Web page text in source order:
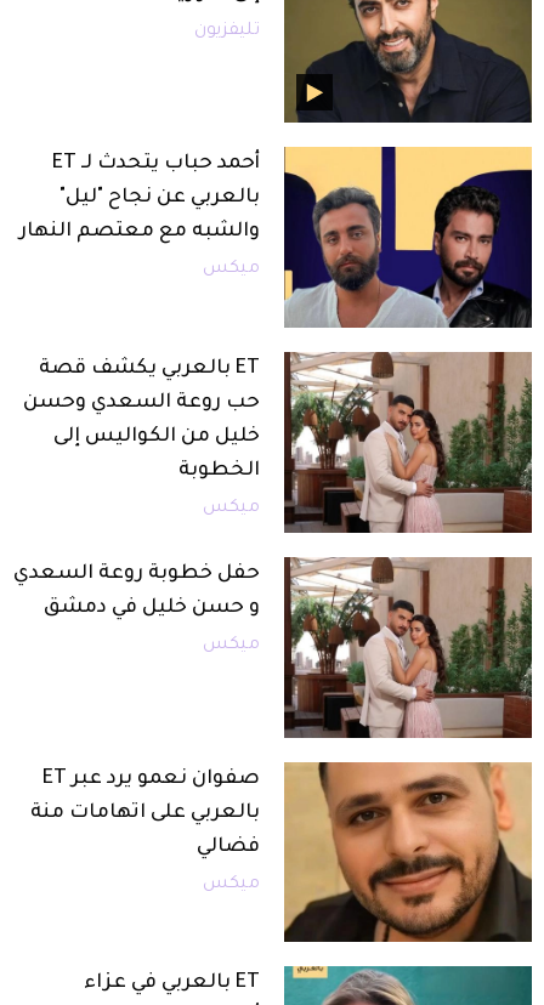
تليفزيون
أحمد حباب يتحدث لـ ET
بالعربي عن نجاح "ليل"
والشبه مع معتصم النهار
ميكس
ET بالعربي يكشف قصة
حب روعة السعدي وحسن
خليل من الكواليس إلى
الخطوبة
ميكس
حفل خطوبة روعة السعدي
و حسن خليل في دمشق
ميكس
صفوان نعمو يرد عبر ET
بالعربي على اتهامات منة
فضالي
ميكس
ET بالعربي في عزاء